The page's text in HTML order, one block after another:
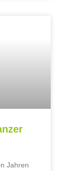
Jahren